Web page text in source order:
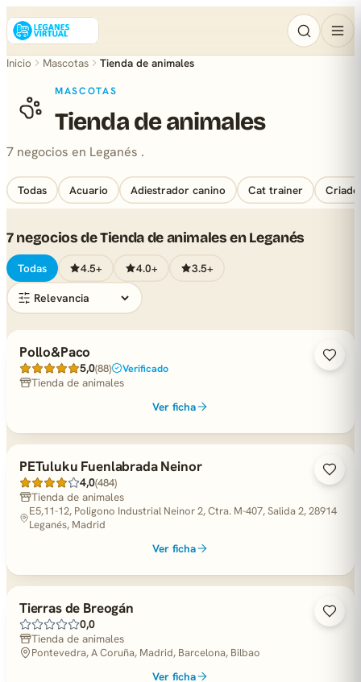
Inicio Mascotas Tienda de animales
MASCOTAS
Tienda de animales
7 negocios en Leganés .
Todas Acuario Adiestrador canino Cat trainer
7 negocios de Tienda de animales en Leganés
Todas 4.5+ 4.0+ 3.5+
Pollo&Paco
5,0(88) Verificado
Tienda de animales
Ver ficha
PETuluku Fuenlabrada Neinor
4,0(484)
Tienda de animales
E5,11-12, Poligono Industrial Neinor 2, Ctra. M-407, Salida 2, 28914
Leganés, Madrid
Ver ficha
Tierras de Breogán
0,0
Tienda de animales
Pontevedra, A Coruña, Madrid, Barcelona, Bilbao
Ver ficha